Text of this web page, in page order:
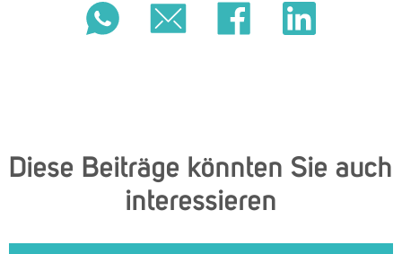
Diese Beiträge könnten Sie auch
interessieren